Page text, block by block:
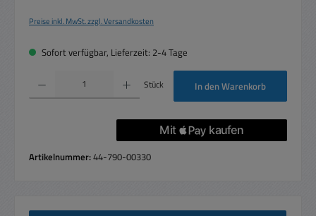
Preise inkl. MwSt. zzgl. Versandkosten
Sofort verfügbar, Lieferzeit: 2-4 Tage
Produkt Anzahl: Gib den gewünschten Wert ein oder benutze die Schaltflächen um
Stück In den Warenkorb
Artikelnummer:44-790-00330